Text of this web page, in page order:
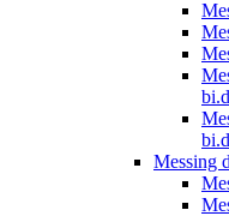
Messing